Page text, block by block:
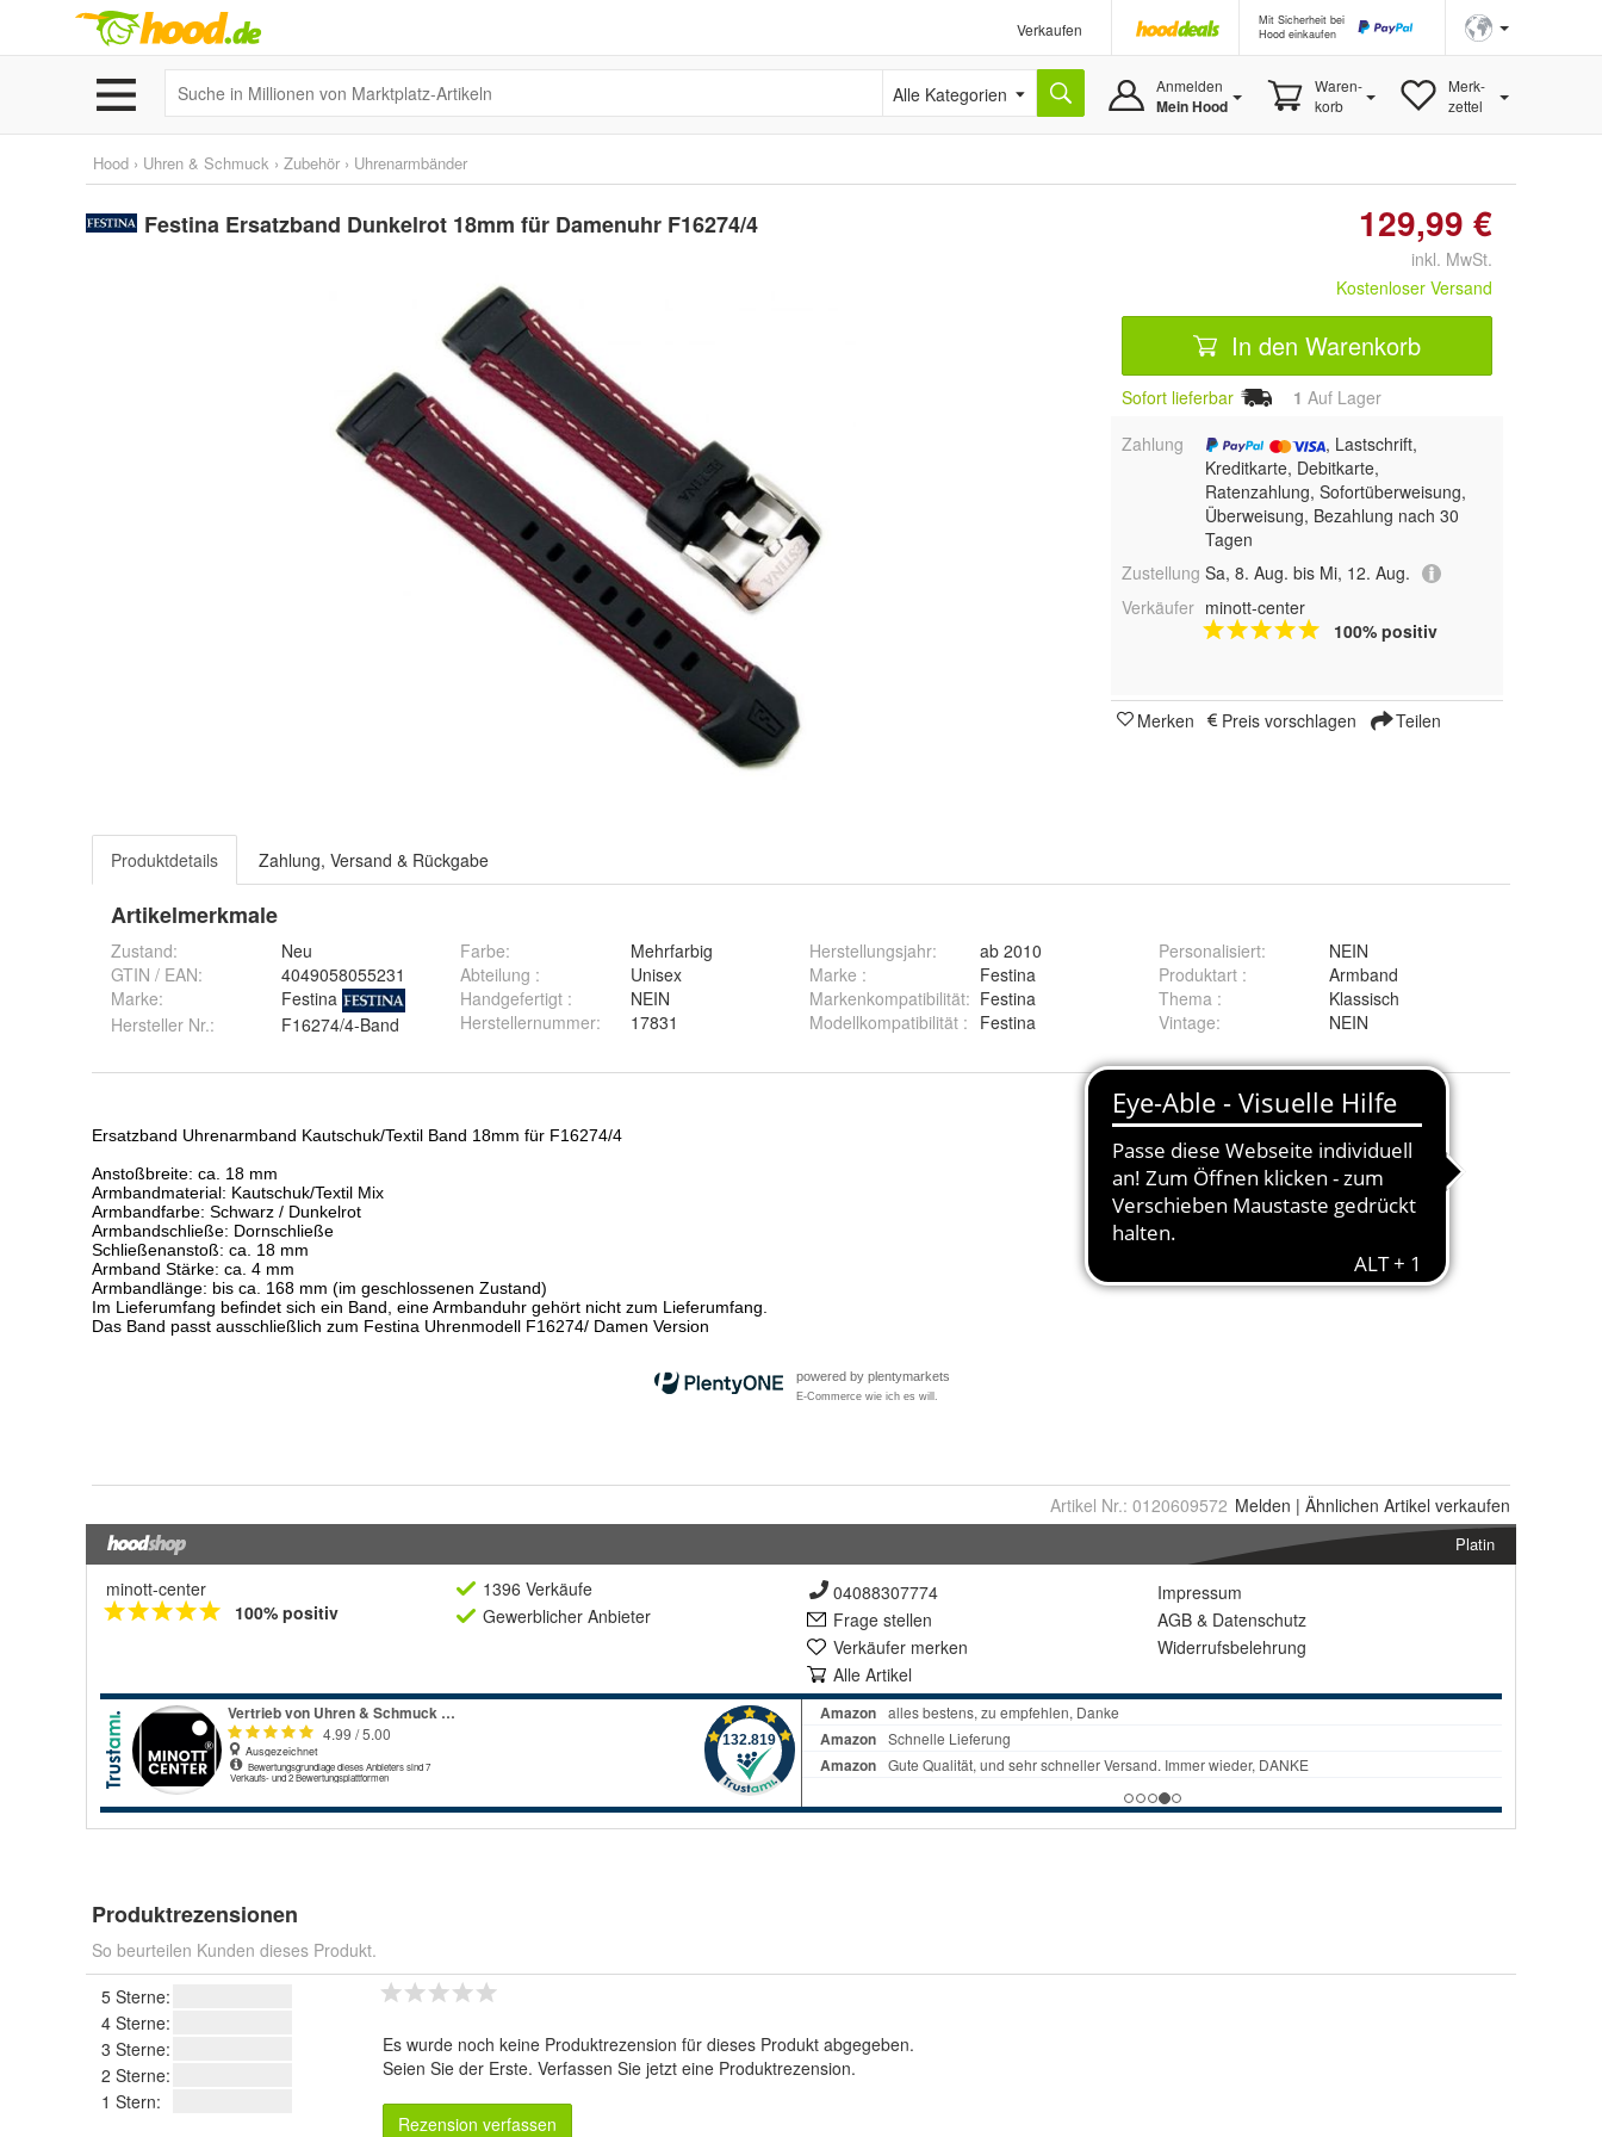
Verkaufen
Mit Sicherheit bei
Hood einkaufen
Alle Kategorien Anmelden
Mein Hood
Waren-
korb
Merk-
zettel
Hood › Uhren & Schmuck › Zubehör › Uhrenarmbänder
Festina Ersatzband Dunkelrot 18mm für Damenuhr F16274/4 129,99 €
inkl. MwSt.
Kostenloser Versand
In den Warenkorb
Sofort lieferbar 1 Auf Lager
Zahlung
, Lastschrift,
Kreditkarte, Debitkarte,
Ratenzahlung, Sofortüberweisung,
Überweisung, Bezahlung nach 30
Tagen
Zustellung Sa, 8. Aug. bis Mi, 12. Aug.
Verkäufer minott-center
100% positiv
Merken Preis vorschlagen Teilen
Produktdetails Zahlung, Versand & Rückgabe
Artikelmerkmale
Zustand:
Neu
GTIN / EAN:
4049058055231
Marke:
Festina
Hersteller Nr.:
F16274/4-Band
Farbe:
Mehrfarbig
Abteilung :
Unisex
Handgefertigt :
NEIN
Herstellernummer: 17831
Herstellungsjahr:
ab 2010
Marke :
Festina
Markenkompatibilität: Festina
Modellkompatibilität : Festina
Personalisiert:
NEIN
Produktart :
Armband
Thema :
Klassisch
Vintage: NEIN
Artikel Nr.: 0120609572 Melden | Ähnlichen Artikel verkaufen
Platin
minott-center
100% positiv
1396 Verkäufe
Gewerblicher Anbieter
04088307774
Frage stellen
Verkäufer merken
Alle Artikel
Impressum
AGB & Datenschutz
Widerrufsbelehrung
Produktrezensionen
So beurteilen Kunden dieses Produkt.
5 Sterne:
4 Sterne:
3 Sterne:
2 Sterne:
1 Stern:
Es wurde noch keine Produktrezension für dieses Produkt abgegeben.
Seien Sie der Erste. Verfassen Sie jetzt eine Produktrezension.
Rezension verfassen